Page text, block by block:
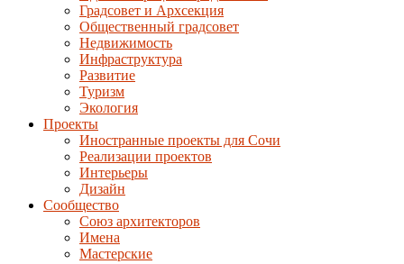
Градсовет и Архсекция
Общественный градсовет
Недвижимость
Инфраструктура
Развитие
Туризм
Экология
Проекты
Иностранные проекты для Сочи
Реализации проектов
Интерьеры
Дизайн
Сообщество
Союз архитекторов
Имена
Мастерские